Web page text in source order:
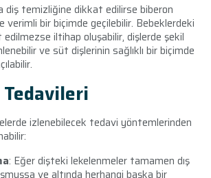
diş temizliğine dikkat edilirse biberon
verimli bir biçimde geçilebilir. Bebeklerdeki
iltihap oluşabilir, dişlerde şekil
ve süt dişlerinin sağlıklı bir biçimde
izlenebilecek tedavi yöntemlerinden
: Eğer dişteki lekelenmeler tamamen dış
ve altında herhangi başka bir